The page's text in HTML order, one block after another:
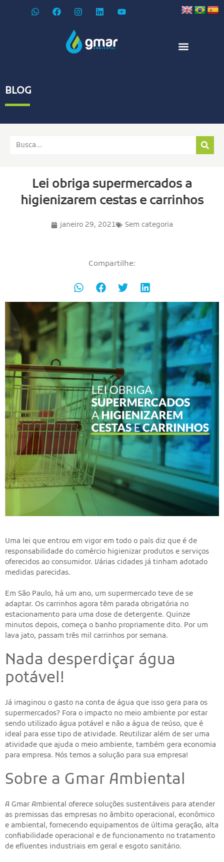
BLOG
Lei obriga supermercados a
higienizarem cestas e carrinhos
janeiro 29, 2021 Sem categoria
Compartilhe:
Uma lei que entrou em vigor em todo o país diz que é de
responsabilidade do comércio higienizar produtos e serviços
oferecidos ao consumidor. Várias cidades já tinham adotado
medidas parecidas.
Em São Paulo, há um ano, um supermercado teve de se
adaptar. Os carrinhos agora têm parada obrigatória no
estacionamento para uma dose de detergente. Quinze
minutos depois, começa o banho propriamente dito. Por um
lava jato, passam três mil carrinhos por semana.
Nada desperdiçar água
potável!
Já imaginou o gasto na conta de água que isso gera para os
supermercados? Fora o impacto no meio ambiente por estar
sendo utilizado água potável e não a água de reúso, que é
ideal para esse tipo de atividade. Reutilizar além de ser uma
atividade que ajuda o meio ambiente, também gera economia
para empresa. Nós temos a solução para sua empresa!
Sobre a Gmar Ambiental
A Gmar Ambiental oferece soluções sustentáveis para atender
as premissas das empresas no âmbito operacional, econômico
e ambiental, fornecendo equipamentos de última geração, alta
confiabilidade operacional e de funcionamento no tratamento
de efluentes industriais em geral e esgoto sanitário.